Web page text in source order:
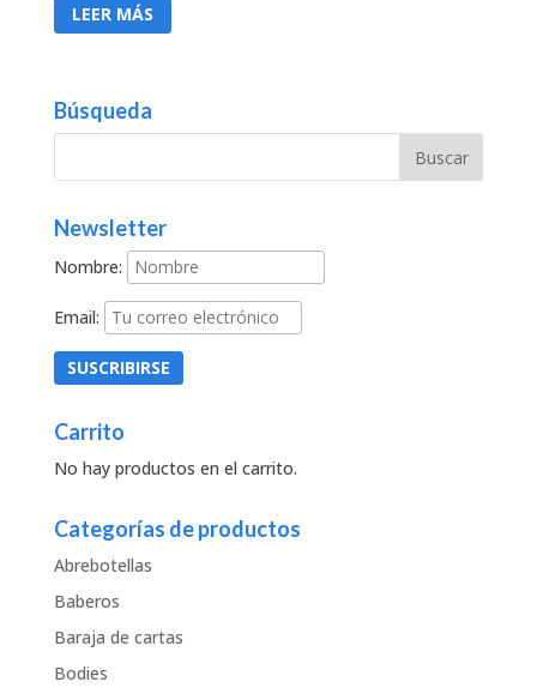
LEER MÁS
Búsqueda
Newsletter
Nombre:
Email:
Carrito
No hay productos en el carrito.
Categorías de productos
Abrebotellas
Baberos
Baraja de cartas
Bodies